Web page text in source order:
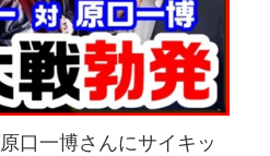
口一博さんにサイキッ